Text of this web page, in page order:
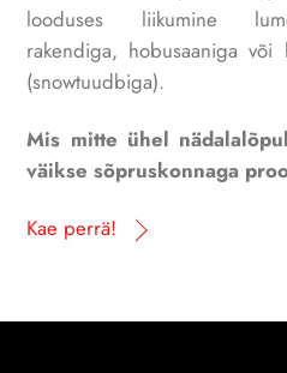
looduses liikumine
rakendiga, hobusaaniga või
(snowtuudbiga).
Mis mitte ühel
väikse sõpruskonnaga
Kae perrä!